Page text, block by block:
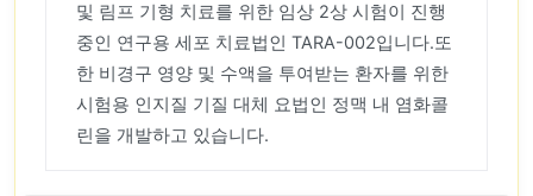
및 림프 기형 치료를 위한 임상 2상 시험이 진행
중인 연구용 세포 치료법인 TARA-002입니다.또
한 비경구 영양 및 수액을 투여받는 환자를 위한
시험용 인지질 기질 대체 요법인 정맥 내 염화콜
린을 개발하고 있습니다.